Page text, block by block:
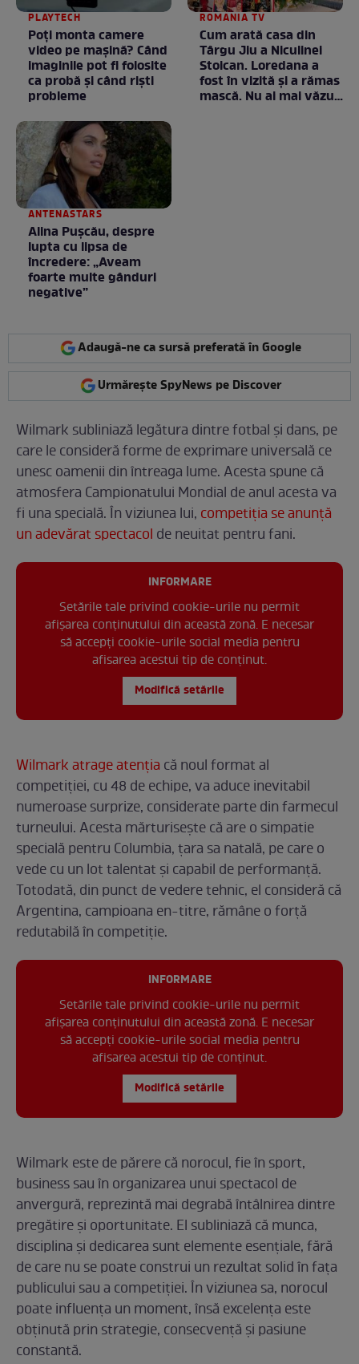
PLAYTECH
Poți monta camere
video pe mașină? Când
imaginile pot fi folosite
ca probă și când riști
probleme
ROMANIA TV
Cum arată casa din
Târgu Jiu a Niculinei
Stoican. Loredana a
fost în vizită și a rămas
mască. Nu ai mai văzut
ANTENASTARS
Alina Pușcău, despre
lupta cu lipsa de
încredere: „Aveam
foarte multe gânduri
negative”
Adaugă-ne ca sursă preferată în Google
Urmărește SpyNews pe Discover
Wilmark subliniază legătura dintre fotbal și dans, pe
care le consideră forme de exprimare universală ce
unesc oamenii din întreaga lume. Acesta spune că
atmosfera Campionatului Mondial de anul acesta va
fi una specială. În viziunea lui, competiția se anunță
un adevărat spectacol de neuitat pentru fani.
INFORMARE
Setările tale privind cookie-urile nu permit
afișarea conținutului din această zonă. E necesar
să accepți cookie-urile social media pentru
afisarea acestui tip de conținut.
Modifică setările
Wilmark atrage atenția că noul format al
competiției, cu 48 de echipe, va aduce inevitabil
numeroase surprize, considerate parte din farmecul
turneului. Acesta mărturisește că are o simpatie
specială pentru Columbia, țara sa natală, pe care o
vede cu un lot talentat și capabil de performanță.
Totodată, din punct de vedere tehnic, el consideră că
Argentina, campioana en-titre, rămâne o forță
redutabilă în competiție.
INFORMARE
Setările tale privind cookie-urile nu permit
afișarea conținutului din această zonă. E necesar
să accepți cookie-urile social media pentru
afisarea acestui tip de conținut.
Modifică setările
Wilmark este de părere că norocul, fie în sport,
business sau în organizarea unui spectacol de
anvergură, reprezintă mai degrabă întâlnirea dintre
pregătire și oportunitate. El subliniază că munca,
disciplina și dedicarea sunt elemente esențiale, fără
de care nu se poate construi un rezultat solid în fața
publicului sau a competiției. În viziunea sa, norocul
poate influența un moment, însă excelența este
obținută prin strategie, consecvență și pasiune
constantă.